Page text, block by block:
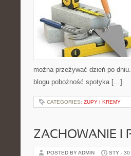
można przeżywać dzień po
blogu pobożność spotyka […]
CATEGORIES: ZUPY I KREMY
ZACHOWANIE I
POSTED BY ADMIN STY - 30